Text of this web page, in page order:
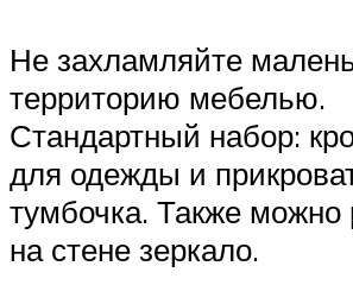
Не захламляйте
территорию мебелью.
Стандартный набор:
для одежды и
тумбочка. Также можно
на стене зеркало.